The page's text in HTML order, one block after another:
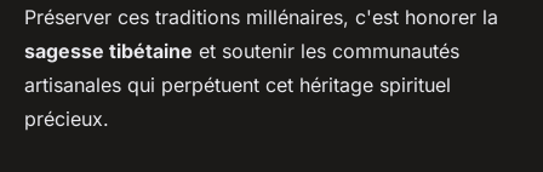
Préserver ces traditions millénaires, c'est honorer la
sagesse tibétaine et soutenir les communautés
artisanales qui perpétuent cet héritage spirituel
précieux.